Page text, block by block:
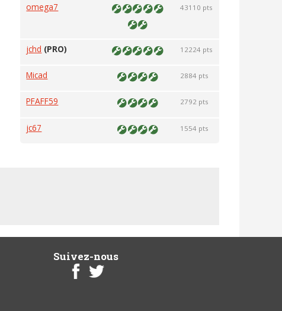
omega7 43110 pts
jchd (PRO) 12224 pts
Micad 2884 pts
PFAFF59 2792 pts
jc67 1554 pts
Suivez-nous